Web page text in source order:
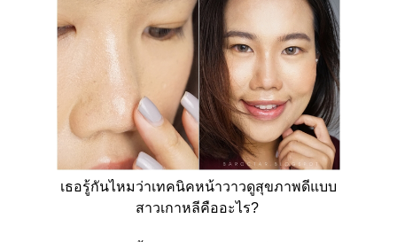
เธอรู้กันไหมว่าเทคนิคหน้าวาวดูสุขภาพดีแบบ
สาวเกาหลีคืออะไร?